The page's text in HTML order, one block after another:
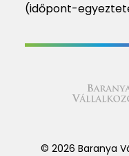
(időpont-
© 2026 Baranya